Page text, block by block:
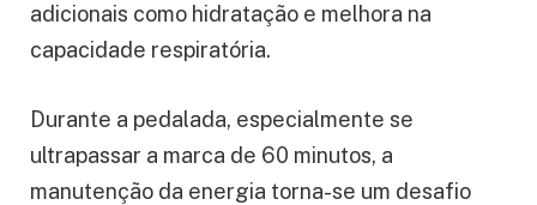
adicionais como hidratação e melhora na
capacidade respiratória.
Durante a pedalada, especialmente se
ultrapassar a marca de 60 minutos, a
manutenção da energia torna-se um desafio